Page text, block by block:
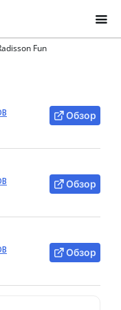
Fun
Обзор
Обзор
Обзор